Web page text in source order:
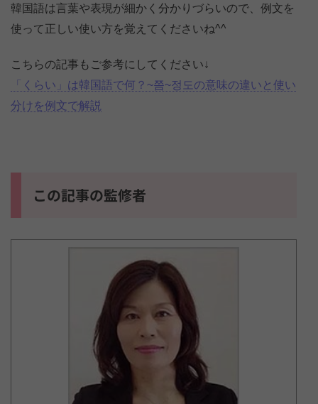
韓国語は言葉や表現が細かく分かりづらいので、例文を
使って正しい使い方を覚えてくださいね^^
こちらの記事もご参考にしてください↓
「くらい」は韓国語で何？~쯤~정도の意味の違いと使い
分けを例文で解説
この記事の監修者